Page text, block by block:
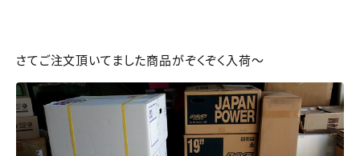
さてご注文頂いてました商品がぞくぞく入荷～